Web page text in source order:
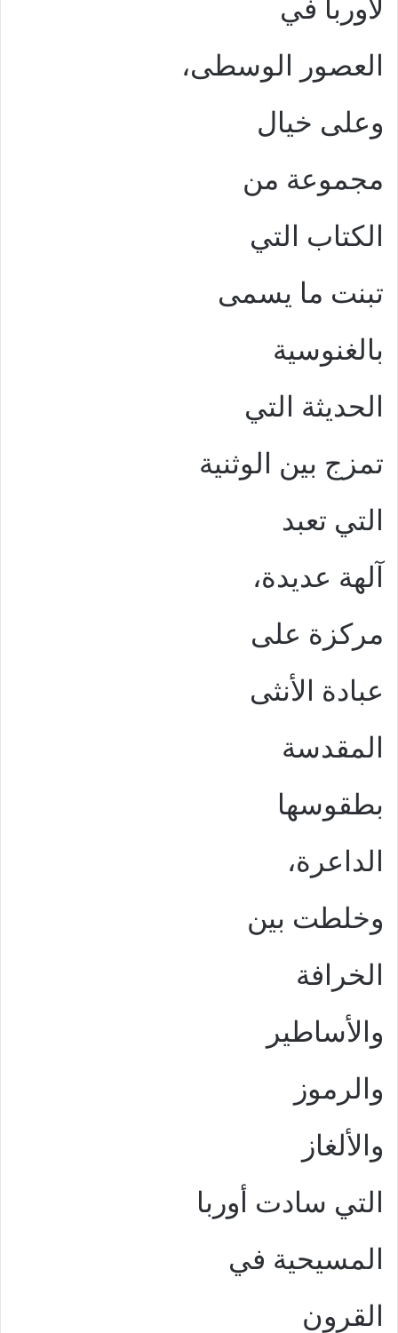
لأوربا في
العصور الوسطى،
وعلى خيال
مجموعة من
الكتاب التي
تبنت ما يسمى
بالغنوسية
الحديثة التي
تمزج بين الوثنية
التي تعبد
آلهة عديدة،
مركزة على
عبادة الأنثى
المقدسة
بطقوسها
الداعرة،
وخلطت بين
الخرافة
والأساطير
والرموز
والألغاز
التي سادت أوربا
المسيحية في
القرون